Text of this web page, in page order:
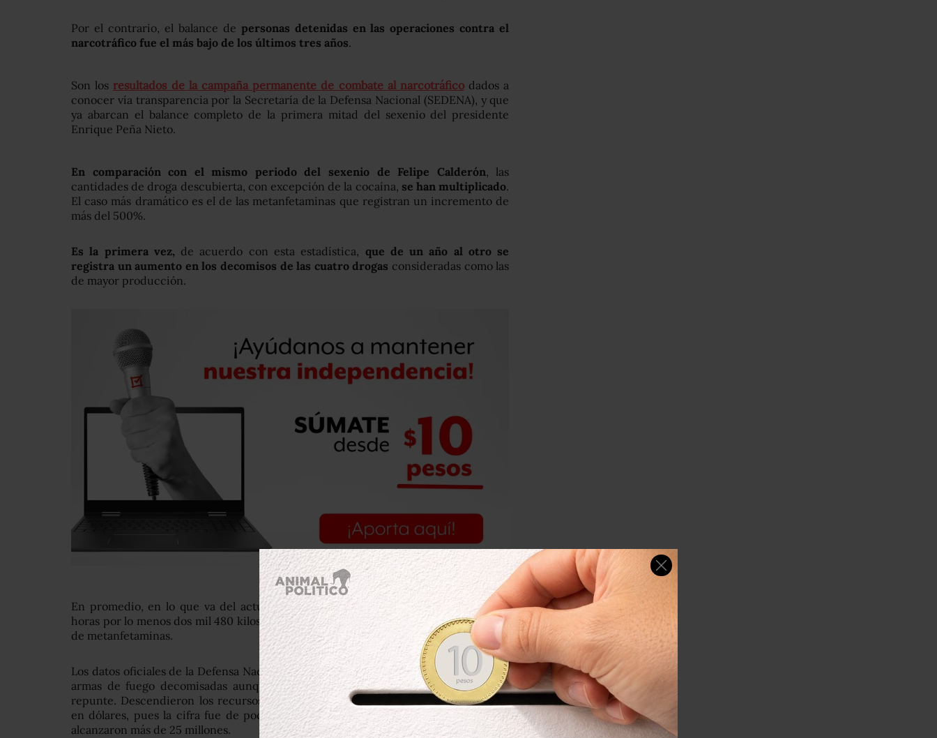
Por el contrario, el balance de personas detenidas en las operaciones contra el
narcotráfico fue el más bajo de los últimos tres años.
Son los resultados de la campaña permanente de combate al narcotráficodados a
conocer vía transparencia por la Secretaría de la Defensa Nacional (SEDENA), y que
ya abarcan el balance completo de la primera mitad del sexenio del presidente
Enrique Peña Nieto.
En comparación con el mismo periodo del sexenio de Felipe Calderón, las
cantidades de droga descubierta, con excepción de la cocaína, se han multiplicado.
El caso más dramático es el de las metanfetaminas que registran un incremento de
más del 500%.
Es la primera vez, de acuerdo con esta estadística, que de un año al otro se
registra un aumento en los decomisos de las cuatro drogas consideradas como las
de mayor producción.
En promedio, en lo que va del actual sexenio, el Ejército ha decomisado cada 24
horas por lo menos dos mil 480 kilos de mariguana, nueve kilos de cocaína y 41 kilos
de metanfetaminas.
Los datos oficiales de la Defensa Nacional también arrojan una caída en cuanto a las
armas de fuego decomisadas aunque en el caso de las granadas hubo un ligero
repunte. Descendieron los recursos económicos ilícitos asegurados, por lo menos
en dólares, pues la cifra fue de poco más de 17 millones luego de que en 2014 se
alcanzaron más de 25 millones.